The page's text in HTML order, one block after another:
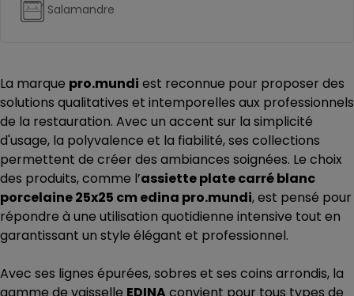
Salamandre
La marque pro.mundi est reconnue pour proposer des
solutions qualitatives et intemporelles aux professionnels
de la restauration. Avec un accent sur la simplicité
d'usage, la polyvalence et la fiabilité, ses collections
permettent de créer des ambiances soignées. Le choix
des produits, comme l’assiette plate carré blanc
porcelaine 25x25 cm edina pro.mundi, est pensé pour
répondre à une utilisation quotidienne intensive tout en
garantissant un style élégant et professionnel.
Avec ses lignes épurées, sobres et ses coins arrondis, la